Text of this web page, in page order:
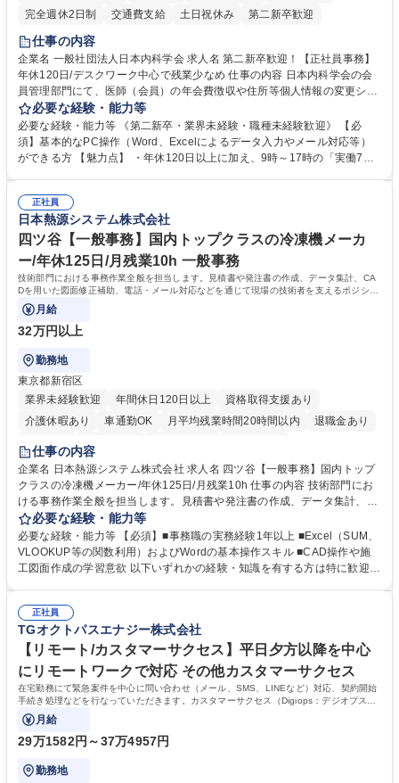
完全週休2日制
交通費支給 土日祝休み 第二新卒歓迎
仕事の内容
企業名 一般社団法人日本内科学会 求人名 第二新卒歓迎！【正社員事務】
年休120日/デスクワーク中心で残業少なめ 仕事の内容 日本内科学会の会
員管理部門にて、医師（会員）の年会費徴収や住所等個人情報の変更シス
テム入力、電話・FAX対応をお任せします。将来的には、各種委員会の運
営事務局業務などにも幅広く携わっていただきます。 【会員管理・データ
入力業務】 ・医師（会員）の住所変更、個人情報のシステム登録・更新
・年会費の徴収管理や入金データの照合確認 【問い合わせ対応】 ・会員
年休120日/デスクワーク中心で残業少なめ
必要な経験・能力等
必要な経験・能力等 《第二新卒・業界未経験・職種未経験歓迎》 【必
須】基本的なPC操作（Word、Excelによるデータ入力やメール対応等）
ができる方 【魅力点】 ・年休120日以上に加え、9時～17時の「実働7時
整、資料作成、当日の運営サポート 学歴・資格 学歴：大学院 大学 語学
力： 資格：
正社員
日本熱源システム株式会社
四ツ谷【一般事務】国内トップクラスの冷凍機メーカ
ー/年休125日/月残業10h 一般事務
技術部門における事務作業全般を担当します。見積書や発注書の作成、データ集計、CA
Dを用いた図面修正補助、電話・メール対応などを通じて現場の技術者を支えるポジショ
ンです。
月給
32万円以上
勤務地
東京都新宿区
業界未経験歓迎
年間休日120日以上
資格取得支援あり
介護休暇あり
車通勤OK 月平均残業時間20時間以内
退職金あり
賞与あり
交通費支給
仕事の内容
企業名 日本熱源システム株式会社 求人名 四ツ谷【一般事務】国内トップ
クラスの冷凍機メーカー/年休125日/月残業10h 仕事の内容 技術部門にお
ける事務作業全般を担当します。見積書や発注書の作成、データ集計、C
ADを用いた図面修正補助、電話・メール対応などを通じて現場の技術者
を支えるポジションです。 【仕事内容】■資料の整理、作成、ファイリン
グ、受発注等のデータ入力 ■工事見積書や発注書など案件に関する書面の
作成および管理■Excel関数を用いたデータ集計および管理■CAD操作によ
中で少しずつ身につけられますので、専門知識を持たない方でも安心して
ご応募いただけます。 募集職種 四ツ谷【一般事務】国内トップクラスの
冷凍機メーカー/年休125日/月残業10h
必要な経験・能力等
必要な経験・能力等 【必須】■事務職の実務経験1年以上 ■Excel（SUM、
VLOOKUP等の関数利用）およびWordの基本操作スキル ■CAD操作や施
工図面作成の学習意欲 以下いずれかの経験・知識を有する方は特に歓迎し
を使用しますが既存フォーマットへの入力・修正が中心です。一から関数
を組むことはありませんのでご安心ください。 学歴・資格 学歴：大学院
大学 高専 短大 専修学校 高校 語学力： 資格：第一種運転免許普通自動車
正社員
TGオクトパスエナジー株式会社
【リモート/カスタマーサクセス】平日夕方以降を中心
にリモートワークで対応 その他カスタマーサクセス
在宅勤務にて緊急案件を中心に問い合わせ（メール、SMS、LINEなど）対応、契約開始
手続き処理などを行なっていただきます。カスタマーサクセス（Digiops：デジオプス）
と運用構築の業務となります。
月給
29万1582円～37万4957円
勤務地